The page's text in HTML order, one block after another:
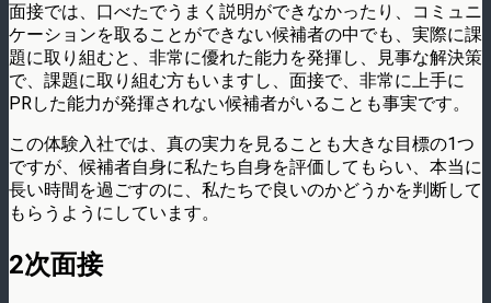
面接では、口べたでうまく説明ができなかったり、コミュニ
ケーションを取ることができない候補者の中でも、実際に課
題に取り組むと、非常に優れた能力を発揮し、見事な解決策
で、課題に取り組む方もいますし、面接で、非常に上手に
PRした能力が発揮されない候補者がいることも事実です。
この体験入社では、真の実力を見ることも大きな目標の1つ
ですが、候補者自身に私たち自身を評価してもらい、本当に
長い時間を過ごすのに、私たちで良いのかどうかを判断して
もらうようにしています。
2次面接